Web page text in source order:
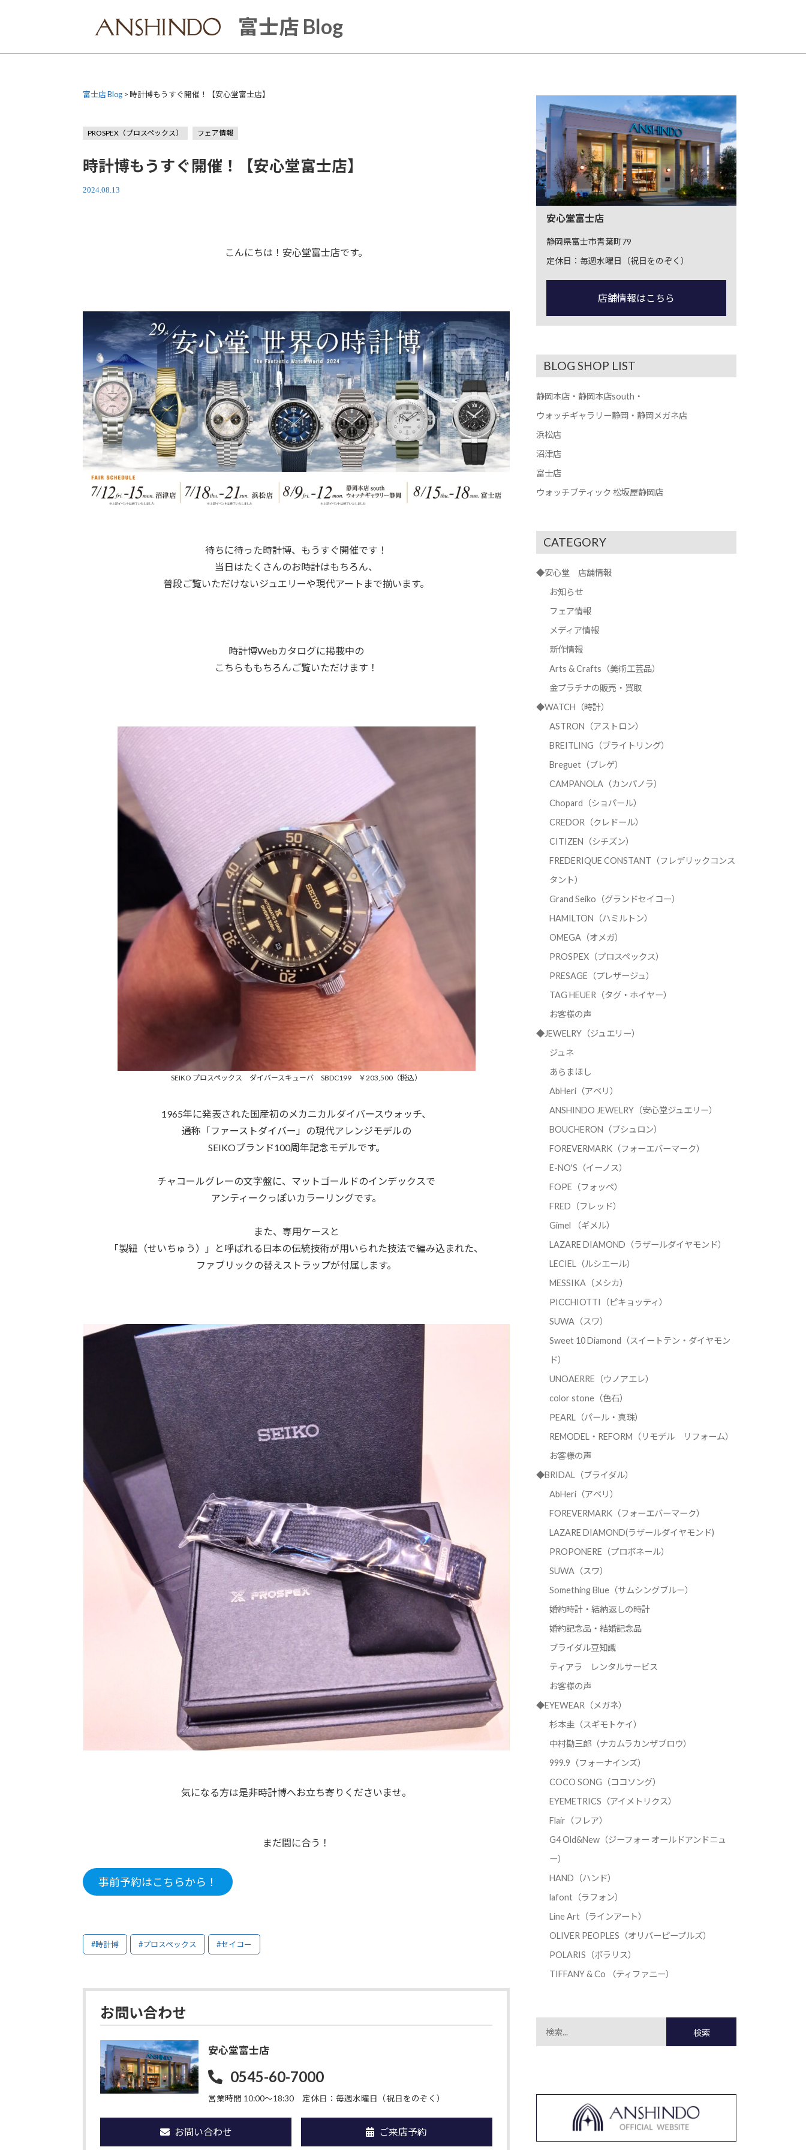
富士店 Blog
富士店 Blog >時計博もうすぐ開催！【安心堂富士店】
PROSPEX（プロスペックス） フェア情報
時計博もうすぐ開催！【安心堂富士店】
2024.08.13
こんにちは！安心堂富士店です。
待ちに待った時計博、もうすぐ開催です！
当日はたくさんのお時計はもちろん、
普段ご覧いただけないジュエリーや現代アートまで揃います。
時計博Webカタログに掲載中の
こちらももちろんご覧いただけます！
SEIKO プロスペックス ダイバースキューバ SBDC199 ￥203,500（税込）
1965年に発表された国産初のメカニカルダイバースウォッチ、
通称「ファーストダイバー」の現代アレンジモデルの
SEIKOブランド100周年記念モデルです。
チャコールグレーの文字盤に、マットゴールドのインデックスで
アンティークっぽいカラーリングです。
また、専用ケースと
「製紐（せいちゅう）」と呼ばれる日本の伝統技術が用いられた技法で編み込まれた、
ファブリックの替えストラップが付属します。
気になる方は是非時計博へお立ち寄りくださいませ。
まだ間に合う！
事前予約はこちらから！
#時計博 #プロスペックス #セイコー
お問い合わせ
安心堂富士店
0545-60-7000
営業時間 10:00〜18:30 定休日：毎週水曜日（祝日をのぞく）
お問い合わせ ご来店予約
安心堂富士店
静岡県富士市青葉町79
定休日：毎週水曜日（祝日をのぞく）
店舗情報はこちら
BLOG SHOP LIST
静岡本店・静岡本店south・
ウォッチギャラリー静岡・静岡メガネ店
浜松店
沼津店
富士店
ウォッチブティック 松坂屋静岡店
CATEGORY
◆安心堂 店舗情報
お知らせ
フェア情報
メディア情報
新作情報
Arts & Crafts（美術工芸品）
金プラチナの販売・買取
◆WATCH（時計）
ASTRON（アストロン）
BREITLING（ブライトリング）
Breguet（ブレゲ）
CAMPANOLA（カンパノラ）
Chopard（ショパール）
CREDOR（クレドール）
CITIZEN（シチズン）
FREDERIQUE CONSTANT（フレデリックコンス
タント）
Grand Seiko（グランドセイコー）
HAMILTON（ハミルトン）
OMEGA（オメガ）
PROSPEX（プロスペックス）
PRESAGE（プレザージュ）
TAG HEUER（タグ・ホイヤー）
お客様の声
◆JEWELRY（ジュエリー）
ジュネ
あらまほし
AbHeri（アベリ）
ANSHINDO JEWELRY（安心堂ジュエリー）
BOUCHERON（ブシュロン）
FOREVERMARK（フォーエバーマーク）
E-NO'S（イーノス）
FOPE（フォッペ）
FRED（フレッド）
Gimel （ギメル）
LAZARE DIAMOND（ラザールダイヤモンド）
LECIEL（ルシエール）
MESSIKA（メシカ）
PICCHIOTTI（ピキョッティ）
SUWA（スワ）
Sweet 10 Diamond（スイートテン・ダイヤモン
ド）
UNOAERRE（ウノアエレ）
color stone（色石）
PEARL（パール・真珠）
REMODEL・REFORM（リモデル リフォーム）
お客様の声
◆BRIDAL（ブライダル）
AbHeri（アベリ）
FOREVERMARK（フォーエバーマーク）
LAZARE DIAMOND(ラザールダイヤモンド)
PROPONERE（プロポネール）
SUWA（スワ）
Something Blue（サムシングブルー）
婚約時計・結納返しの時計
婚約記念品・結婚記念品
ブライダル豆知識
ティアラ レンタルサービス
お客様の声
◆EYEWEAR（メガネ）
杉本圭（スギモトケイ）
中村勘三郎（ナカムラカンザブロウ）
999.9（フォーナインズ）
COCO SONG（ココソング）
EYEMETRICS（アイメトリクス）
Flair（フレア）
G4 Old&New（ジーフォー オールドアンドニュ
ー）
HAND（ハンド）
lafont（ラフォン）
Line Art（ラインアート）
OLIVER PEOPLES（オリバーピープルズ）
POLARIS（ポラリス）
TIFFANY & Co （ティファニー）